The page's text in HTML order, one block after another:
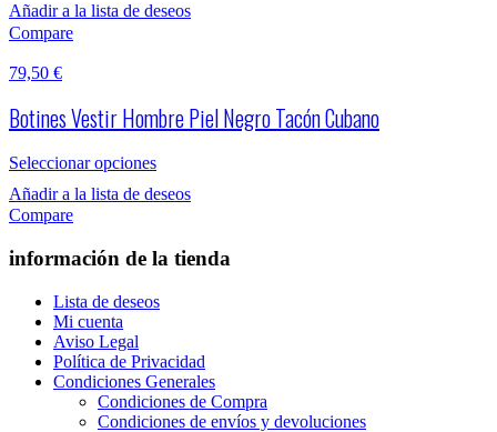
Añadir a la lista de deseos
Compare
79,50 €
Botines Vestir Hombre Piel Negro Tacón Cubano
Seleccionar opciones
Añadir a la lista de deseos
Compare
información de la tienda
Lista de deseos
Mi cuenta
Aviso Legal
Política de Privacidad
Condiciones Generales
Condiciones de Compra
Condiciones de envíos y devoluciones